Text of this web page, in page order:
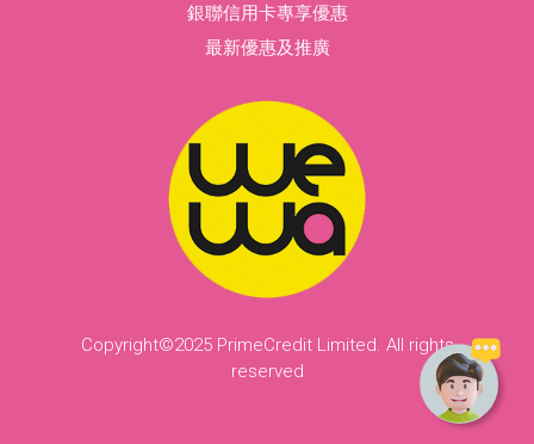
有種意外保障
浪漫之餘，都要保障生活日常
為家人拼搏，都要保障生活日常
公司醫療保障唔夠？
每月俾多少少就可以加強自己嘅醫療保障
一筆過比哂唔洗煩
提供中長線嘅潛在財富回報
安聯汽車保險
Copyright©2025 PrimeCredit Limited. All rights
reserved
銀聯信用卡專享優惠
最新優惠及推廣